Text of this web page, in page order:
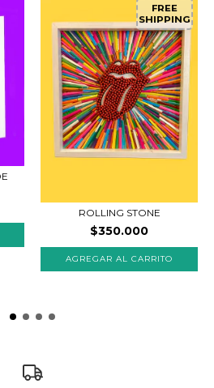
FREE
SHIPPING
ROLLING STONE
$350.000